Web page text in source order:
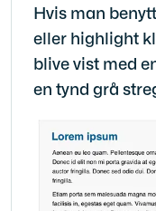
Hvis man
eller highlight
blive vist med
en tynd grå